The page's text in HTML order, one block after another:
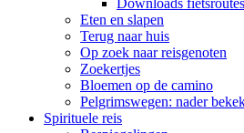
Downloads fietsroutes
Eten en slapen
Terug naar huis
Op zoek naar reisgenoten
Zoekertjes
Bloemen op de camino
Pelgrimswegen: nader
Spirituele reis